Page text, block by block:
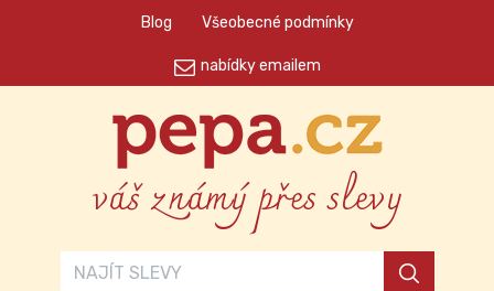
Blog Všeobecné podmínky
nabídky emailem
váš známý přes slevy